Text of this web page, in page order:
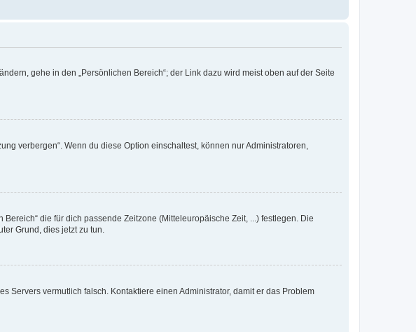
gehe in den „Persönlichen Bereich“; der Link dazu wird meist oben auf der Seite
verbergen“. Wenn du diese Option einschaltest, können nur Administratoren,
die für dich passende Zeitzone (Mitteleuropäische Zeit, ...) festlegen. Die
Grund, dies jetzt zu tun.
Servers vermutlich falsch. Kontaktiere einen Administrator, damit er das Problem